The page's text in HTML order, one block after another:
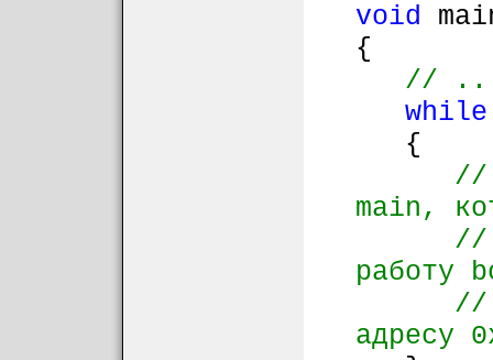
void
{
// ...
while
{
//
main,
//
работу
//
адресу